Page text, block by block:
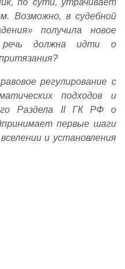
Возможно, в судебной
получила новое
должна идти о
регулирование с
подходов и
Раздела IIГК РФ о
первые шаги
и установления